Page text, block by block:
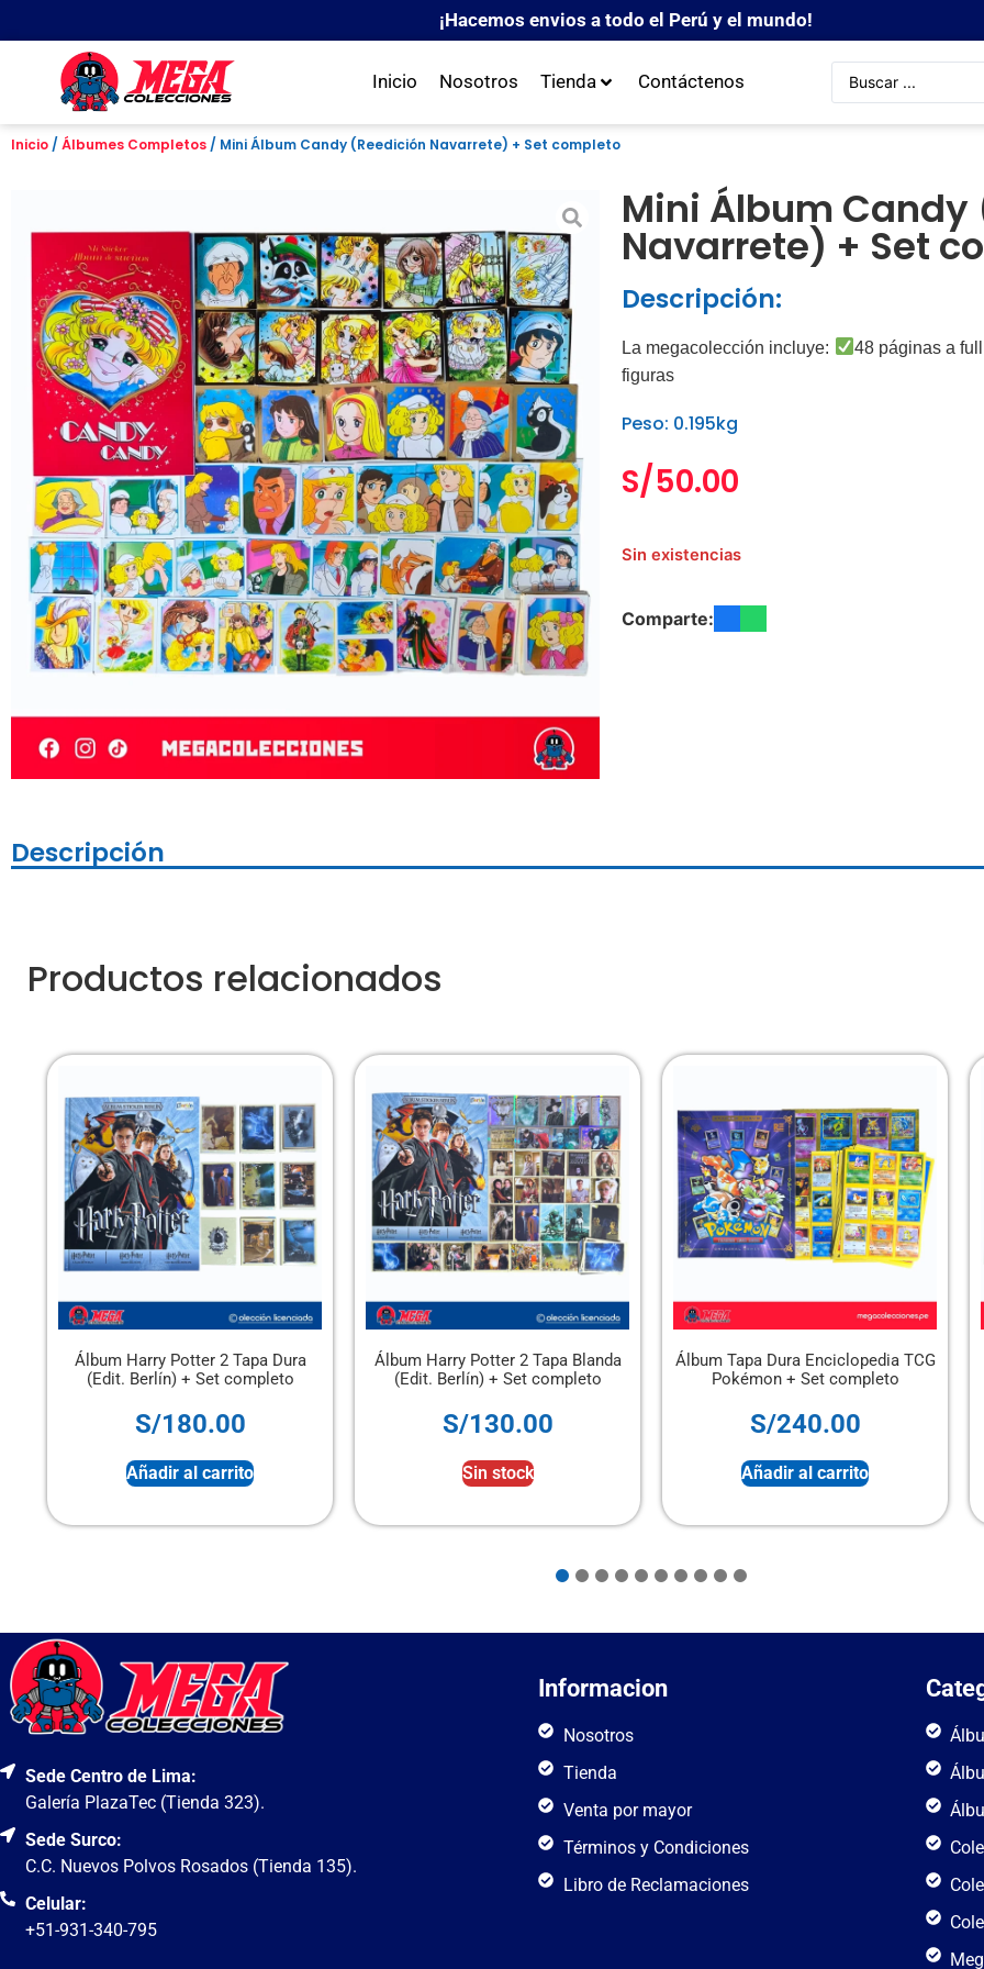
¡Hacemos envios a todo el Perú y el mundo!
Inicio Nosotros Tienda Contáctenos
Inicio / Álbumes Completos / Mini Álbum Candy (Reedición Navarrete) + Set completo
Mini Álbum Candy
Navarrete) + Set
Descripción:
La megacolección incluye: 48 páginas a
figuras
Peso: 0.195kg
S/50.00
Sin existencias
Comparte:
Descripción
Productos relacionados
2 Tapa Dura
+ Set completo
Álbum Harry Potter 2 Tapa Blanda
(Edit. Berlín) + Set completo
Álbum Tapa Dura Enciclopedia TCG
Pokémon + Set completo
Álbum Pasión de
Sede Centro de Lima:
Galería PlazaTec (Tienda 323).
Sede Surco:
C.C. Nuevos Polvos Rosados (Tienda 135).
Celular:
+51-931-340-795
Informacion
Nosotros
Tienda
Venta por mayor
Términos y Condiciones
Libro de Reclamaciones